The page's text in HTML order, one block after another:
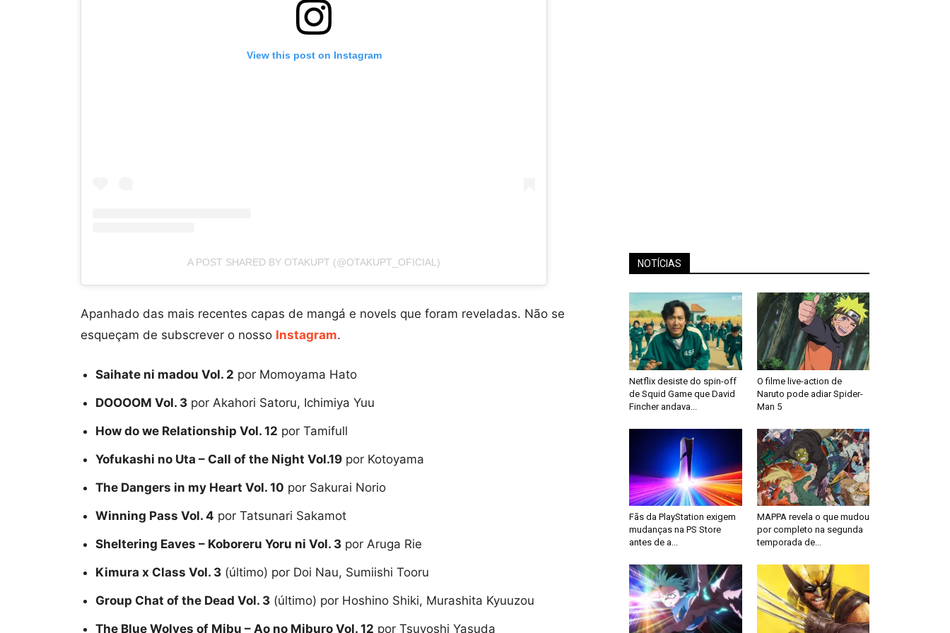
View this post on Instagram
A POST SHARED BY OTAKUPT (@OTAKUPT_OFICIAL)
Apanhado das mais recentes capas de mangá e novels que foram reveladas. Não se
esqueçam de subscrever o nosso Instagram.
Saihate ni madou Vol. 2 por Momoyama Hato
DOOOOM Vol. 3 por Akahori Satoru, Ichimiya Yuu
How do we Relationship Vol. 12 por Tamifull
Yofukashi no Uta – Call of the Night Vol.19 por Kotoyama
The Dangers in my Heart Vol. 10 por Sakurai Norio
Winning Pass Vol. 4 por Tatsunari Sakamot
Sheltering Eaves – Koboreru Yoru ni Vol. 3 por Aruga Rie
Kimura x Class Vol. 3 (último) por Doi Nau, Sumiishi Tooru
Group Chat of the Dead Vol. 3 (último) por Hoshino Shiki, Murashita Kyuuzou
The Blue Wolves of Mibu – Ao no Miburo Vol. 12 por Tsuyoshi Yasuda
NOTÍCIAS
Netflix desiste do spin-off
de Squid Game que David
Fincher andava...
O filme live-action de
Naruto pode adiar Spider-
Man 5
Fãs da PlayStation exigem
mudanças na PS Store
antes de a...
MAPPA revela o que mudou
por completo na segunda
temporada de...